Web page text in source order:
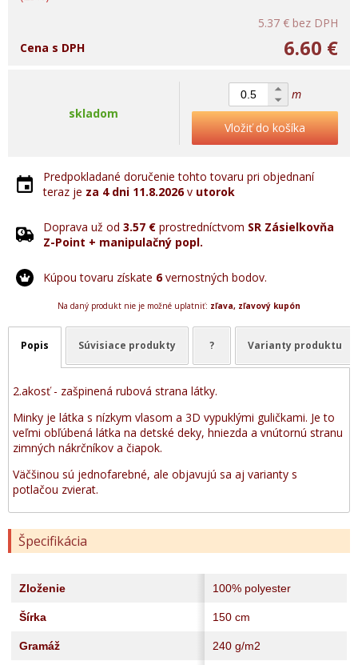
5.37 € bez DPH
6.60 €
Cena s DPH
skladom
m
Vložiť do košíka
Predpokladané doručenie tohto tovaru pri objednaní
teraz je za 4 dni 11.8.2026v utorok
Doprava už od 3.57 € prostredníctvom SR Zásielkovňa
Z-Point + manipulačný popl.
Kúpou tovaru získate 6vernostných bodov.
Na daný produkt nie je možné uplatniť: zľava, zľavový kupón
Popis Súvisiace produkty ? Varianty produktu
2.akosť - zašpinená rubová strana látky.
Minky je látka s nízkym vlasom a 3D vypuklými guličkami. Je to
veľmi obľúbená látka na detské deky, hniezda a vnútornú stranu
zimných nákrčníkov a čiapok.
Väčšinou sú jednofarebné, ale objavujú sa aj varianty s
potlačou zvierat.
Špecifikácia
Zloženie 100% polyester
Šírka 150 cm
Gramáž 240 g/m2